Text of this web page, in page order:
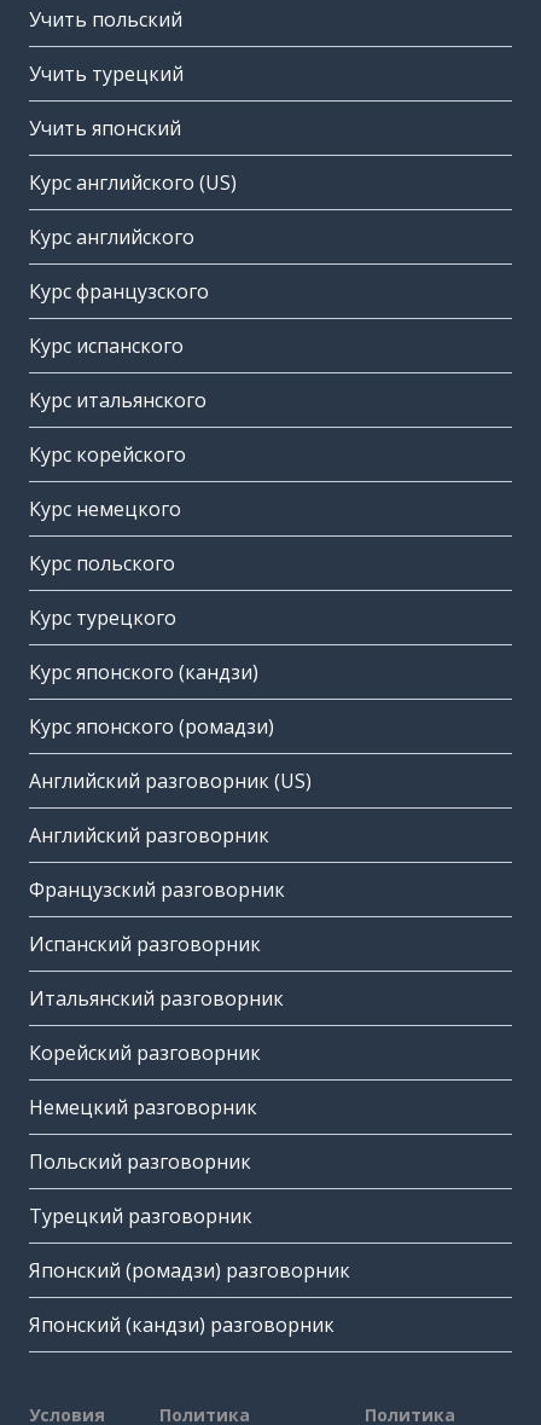
Учить польский
Учить турецкий
Учить японский
Курс английского (US)
Курс английского
Курс французского
Курс испанского
Курс итальянского
Курс корейского
Курс немецкого
Курс польского
Курс турецкого
Курс японского (кандзи)
Курс японского (ромадзи)
Английский разговорник (US)
Английский разговорник
Французский разговорник
Испанский разговорник
Итальянский разговорник
Корейский разговорник
Немецкий разговорник
Польский разговорник
Турецкий разговорник
Японский (ромадзи) разговорник
Японский (кандзи) разговорник
Условия Политика Политика